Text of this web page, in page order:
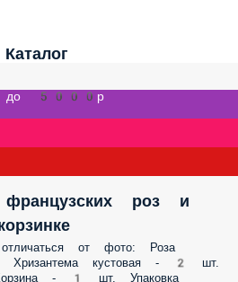
Каталог
роз и
от фото: Роза французская - 5 шт.
Эвкалипт - 3 шт. Корзина - 1 шт.